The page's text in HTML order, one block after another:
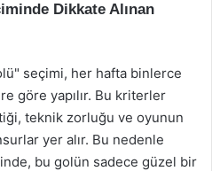
Dikkate Alınan
seçimi, her hafta binlerce
göre yapılır. Bu kriterler
teknik zorluğu ve oyunun
yer alır. Bu nedenle
bu golün sadece güzel bir